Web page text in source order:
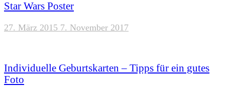
Star Wars Poster
27. März 2015 7. November 2017
Individuelle Geburtskarten – Tipps für ein gutes
Foto